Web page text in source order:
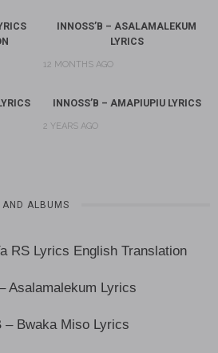
INNOSS’B – ASALAMALEKUM
LYRICS
12 MONTHS AGO
INNOSS’B – AMAPIUPIU LYRICS
2 YEARS AGO
AND ALBUMS
RS Lyrics English Translation
Asalamalekum Lyrics
– Bwaka Miso Lyrics